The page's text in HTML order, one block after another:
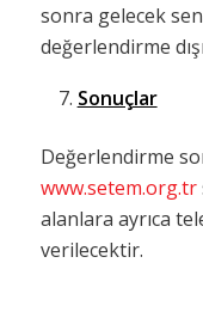
sonra gelecek
değerlendirme
Sonuçlar
Değerlendirme
www.setem.org.tr
alanlara ayrıca
verilecektir.